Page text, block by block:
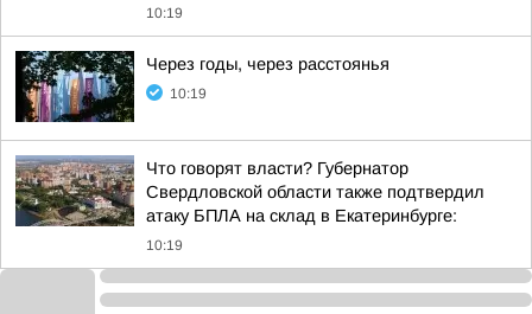
10:19
Через годы, через расстоянья
10:19
Что говорят власти? Губернатор
Свердловской области также подтвердил
атаку БПЛА на склад в Екатеринбурге:
10:19